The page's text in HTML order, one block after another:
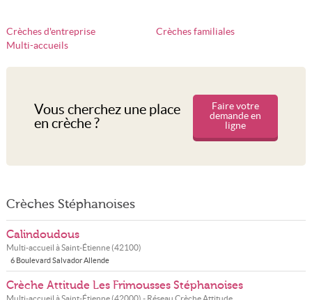
Crèches d'entreprise
Crèches familiales
Multi-accueils
Vous cherchez une place
en crèche ?
Faire votre
demande en
ligne
Crèches Stéphanoises
Calindoudous
Multi-accueil àSaint-Étienne(42100)
6 Boulevard Salvador Allende
Crèche Attitude Les Frimousses Stéphanoises